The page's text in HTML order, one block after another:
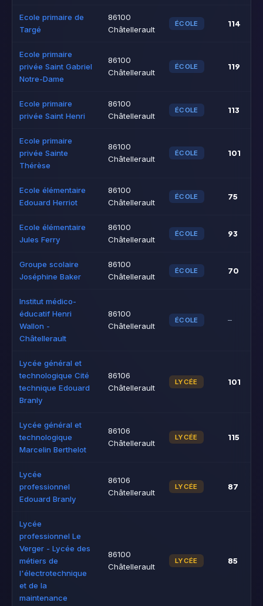
Ecole primaire de
Targé
86100
Châtellerault
ÉCOLE 114
Ecole primaire
privée Saint Gabriel
Notre-Dame
86100
Châtellerault
ÉCOLE 119
Ecole primaire
privée Saint Henri
86100
Châtellerault
ÉCOLE 113
Ecole primaire
privée Sainte
Thérèse
86100
Châtellerault
ÉCOLE 101
Ecole élémentaire
Edouard Herriot
86100
Châtellerault
ÉCOLE 75
Ecole élémentaire
Jules Ferry
86100
Châtellerault
ÉCOLE 93
Groupe scolaire
Joséphine Baker
86100
Châtellerault
ÉCOLE 70
Institut médico-
éducatif Henri
Wallon -
Châtellerault
86100
Châtellerault
ÉCOLE –
Lycée général et
technologique Cité
technique Edouard
Branly
86106
Châtellerault
LYCÉE 101
Lycée général et
technologique
Marcelin Berthelot
86106
Châtellerault
LYCÉE 115
Lycée
professionnel
Edouard Branly
86106
Châtellerault
LYCÉE 87
Lycée
professionnel Le
Verger - Lycée des
métiers de
l'électrotechnique
et de la
maintenance
86100
Châtellerault
LYCÉE 85